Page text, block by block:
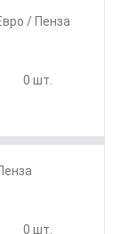
/ Пенза
0 шт.
0 шт.